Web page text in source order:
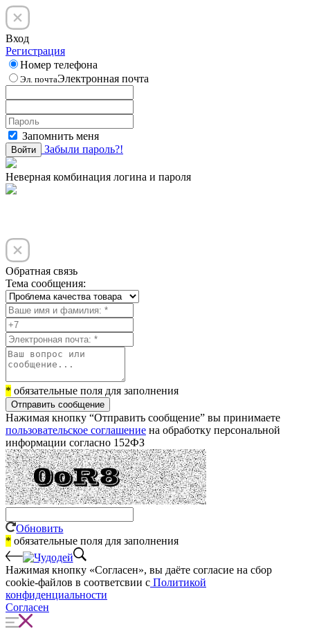
Вход
Регистрация
Номер телефона
Эл. почтаЭлектронная почта
Запомнить меня
Войти Забыли пароль?!
Неверная комбинация логина и пароля
Обратная связь
Тема сообщения:
* обязательные поля для заполнения
Отправить сообщение
Нажимая кнопку “Отправить сообщение” вы принимаете
пользовательское соглашение на обработку персональной
информации согласно 152ФЗ
Обновить
* обязательные поля для заполнения
Нажимая кнопку «Согласен», вы даёте cогласие на сбор
cookie-файлов в соответсвии с Политикой
конфиденциальности
Согласен